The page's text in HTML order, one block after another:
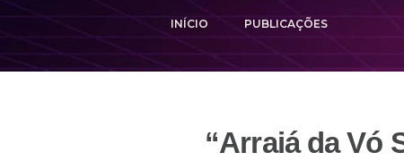
INÍCIO PUBLICAÇÕES
“Arraiá da Vó